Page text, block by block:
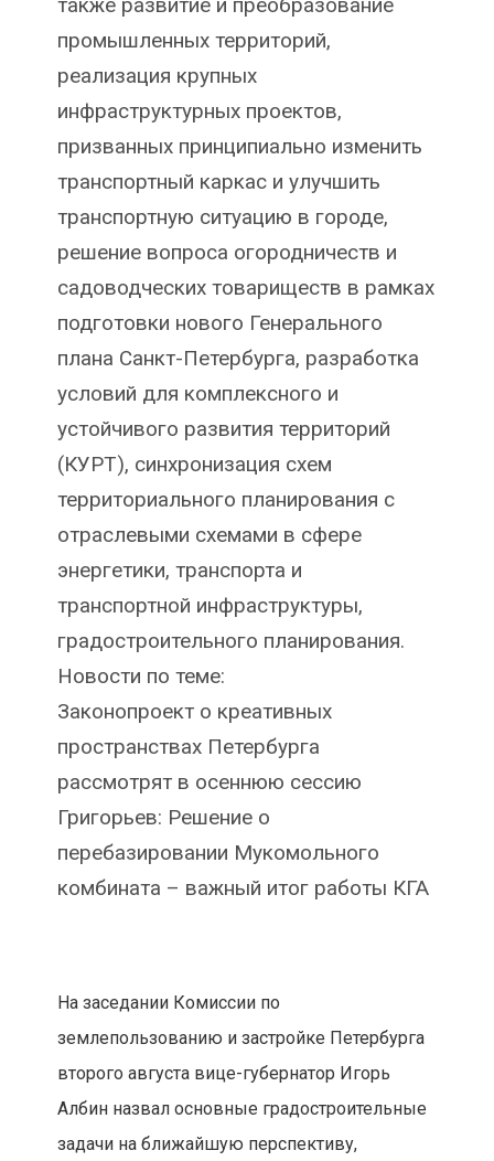
также развитие и преобразование
промышленных территорий,
реализация крупных
инфраструктурных проектов,
призванных принципиально изменить
транспортный каркас и улучшить
транспортную ситуацию в городе,
решение вопроса огородничеств и
садоводческих товариществ в рамках
подготовки нового Генерального
плана Санкт-Петербурга, разработка
условий для комплексного и
устойчивого развития территорий
(КУРТ), синхронизация схем
территориального планирования с
отраслевыми схемами в сфере
энергетики, транспорта и
транспортной инфраструктуры,
градостроительного планирования.
Новости по теме:
Законопроект о креативных
пространствах Петербурга
рассмотрят в осеннюю сессию
Григорьев: Решение о
перебазировании Мукомольного
комбината – важный итог работы КГА
На заседании Комиссии по
землепользованию и застройке Петербурга
второго августа вице-губернатор Игорь
Албин назвал основные градостроительные
задачи на ближайшую перспективу,